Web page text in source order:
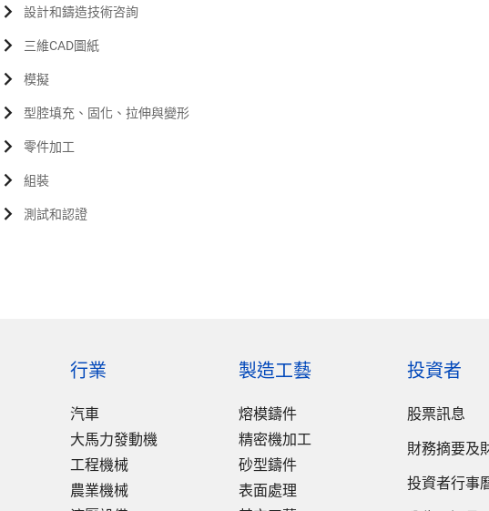
設計和鑄造技術咨詢
三維CAD圖紙
模擬
型腔填充、固化、拉伸與變形
零件加工
組裝
測試和認證
行業
汽車
大馬力發動機
工程機械
農業機械
製造工藝
熔模鑄件
精密機加工
砂型鑄件
表面處理
投資者
股票訊息
財務摘要及
投資者行事